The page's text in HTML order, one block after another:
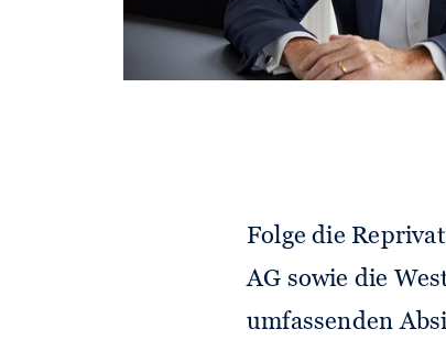
Verfahren. Er ist
und ausländische
Folge die
AG sowie die
umfassenden